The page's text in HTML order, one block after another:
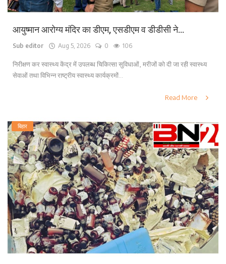
अन्य
आयुष्मान आरोग्य मंदिर का डीएम, एसडीएम व डीडीसी ने...
Sub editor Aug 5, 2026 0 106
निरीक्षण कर स्वास्थ्य केंद्र में उपलब्ध चिकित्सा सुविधाओं, मरीजों को दी जा रही स्वास्थ्य
सेवाओं तथा विभिन्न राष्ट्रीय स्वास्थ्य कार्यक्रमों...
Read More
बिहार